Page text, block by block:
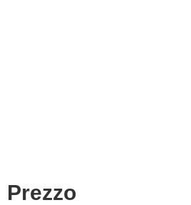
Prezzo